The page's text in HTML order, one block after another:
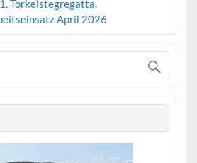
Torkelstegregatta.
April 2026